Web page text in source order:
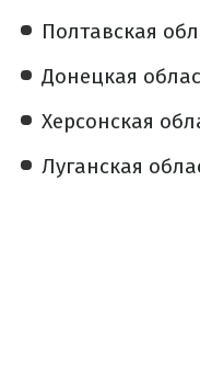
Полтавская
Донецкая
Херсонская
Луганская